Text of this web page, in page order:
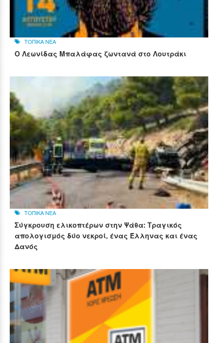
ΤΟΠΙΚΑ ΝΕΑ
Ο Λεωνίδας Μπαλάφας ζωντανά στο Λουτράκι
ΤΟΠΙΚΑ ΝΕΑ
Σύγκρουση ελικοπτέρων στην Ψάθα: Τραγικός
απολογισμός δύο νεκροί, ένας Έλληνας και ένας
Δανός